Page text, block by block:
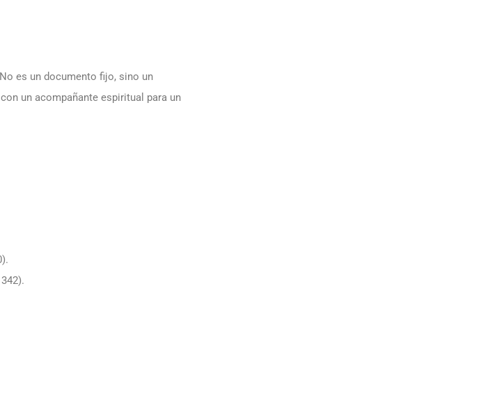
es un documento fijo, sino un
un acompañante espiritual para un